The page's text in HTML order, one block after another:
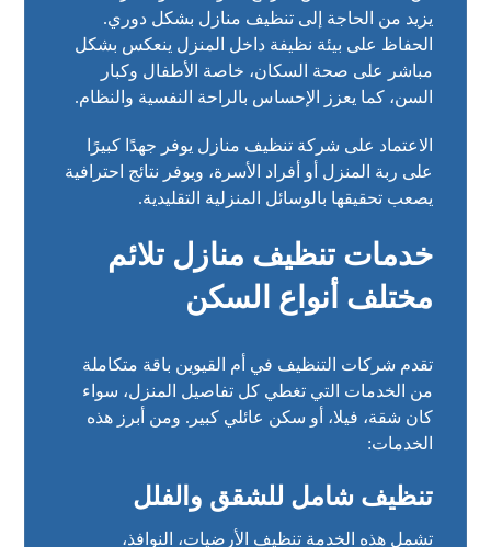
يزيد من الحاجة إلى تنظيف منازل بشكل دوري.
الحفاظ على بيئة نظيفة داخل المنزل ينعكس بشكل
مباشر على صحة السكان، خاصة الأطفال وكبار
السن، كما يعزز الإحساس بالراحة النفسية والنظام.
الاعتماد على شركة تنظيف منازل يوفر جهدًا كبيرًا
على ربة المنزل أو أفراد الأسرة، ويوفر نتائج احترافية
يصعب تحقيقها بالوسائل المنزلية التقليدية.
خدمات تنظيف منازل تلائم
مختلف أنواع السكن
تقدم شركات التنظيف في أم القيوين باقة متكاملة
من الخدمات التي تغطي كل تفاصيل المنزل، سواء
كان شقة، فيلا، أو سكن عائلي كبير. ومن أبرز هذه
الخدمات:
تنظيف شامل للشقق والفلل
تشمل هذه الخدمة تنظيف الأرضيات، النوافذ،